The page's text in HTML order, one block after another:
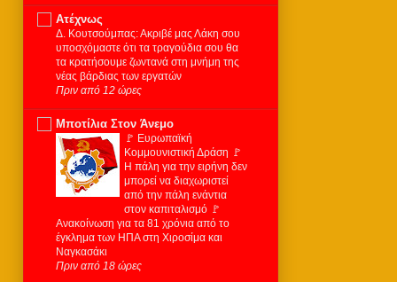
Ατέχνως
Δ. Κουτσούμπας: Ακριβέ μας Λάκη σου
υποσχόμαστε ότι τα τραγούδια σου θα
τα κρατήσουμε ζωντανά στη μνήμη της
νέας βάρδιας των εργατών
Πριν από 12 ώρες
Μποτίλια Στον Άνεμο
🚩 Ευρωπαϊκή
Κομμουνιστική Δράση 🚩
Η πάλη για την ειρήνη δεν
μπορεί να διαχωριστεί
από την πάλη ενάντια
στον καπιταλισμό 🚩
Ανακοίνωση για τα 81 χρόνια από το
έγκλημα των ΗΠΑ στη Χιροσίμα και
Ναγκασάκι
Πριν από 18 ώρες